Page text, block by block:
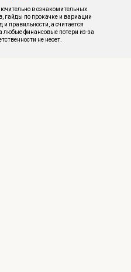
в ознакомительных
гайды по прокачке и вариации
и правильности, а считается
любые финансовые потери из-за
не несет.